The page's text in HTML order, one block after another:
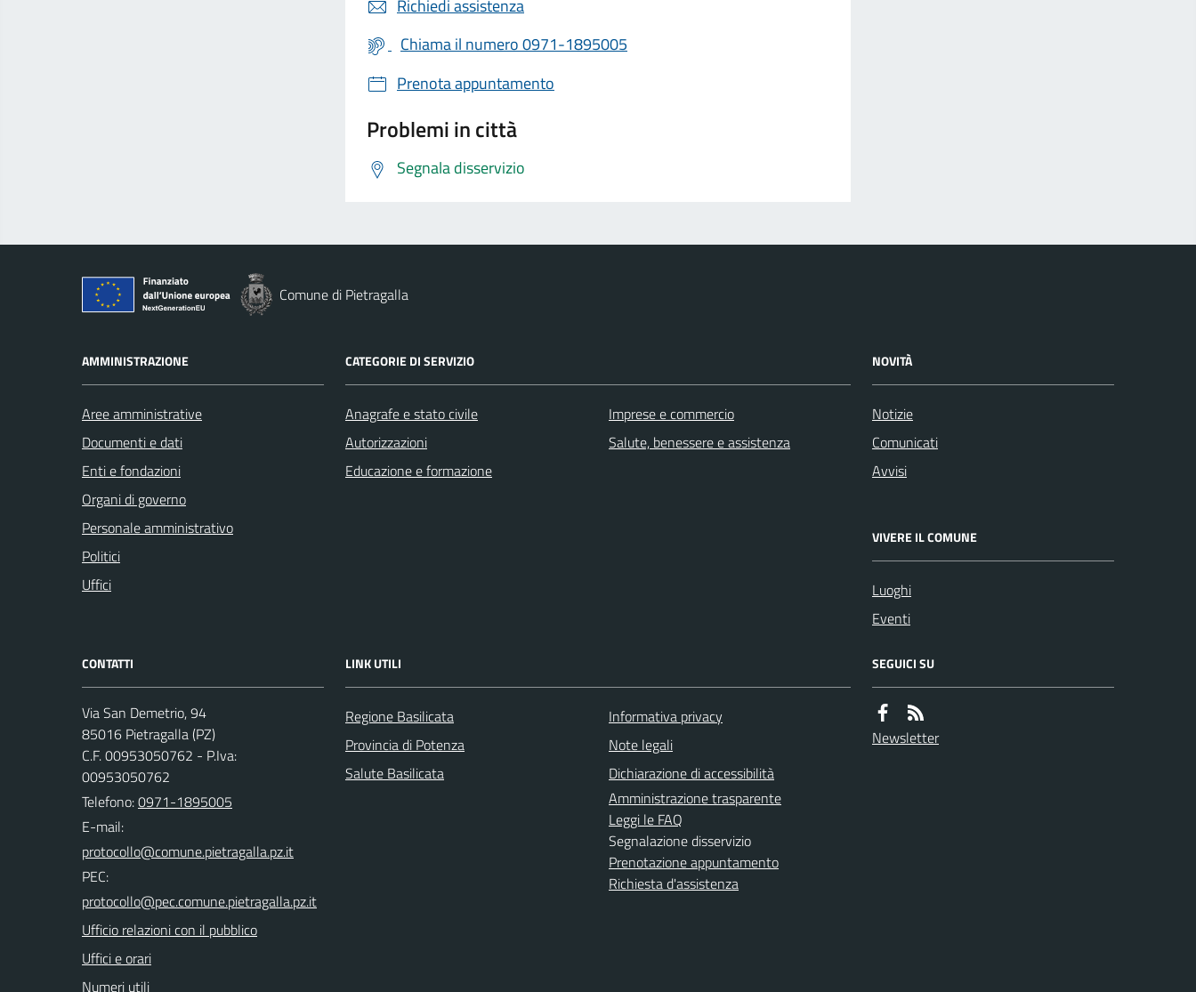
Richiedi assistenza
Chiama il numero 0971-1895005
Prenota appuntamento
Problemi in città
Segnala disservizio
Comune di Pietragalla
AMMINISTRAZIONE
Aree amministrative
Documenti e dati
Enti e fondazioni
Organi di governo
Personale amministrativo
Politici
Uffici
CATEGORIE DI SERVIZIO
Anagrafe e stato civile
Autorizzazioni
Educazione e formazione
Imprese e commercio
Salute, benessere e assistenza
NOVITÀ
Notizie
Comunicati
Avvisi
VIVERE IL COMUNE
Luoghi
Eventi
CONTATTI
Via San Demetrio, 94
85016 Pietragalla (PZ)
C.F. 00953050762 - P.Iva:
00953050762
Telefono:0971-1895005
E-mail:
PEC:
Ufficio relazioni con il pubblico
Uffici e orari
Numeri utili
LINK UTILI
Regione Basilicata
Provincia di Potenza
Salute Basilicata
Informativa privacy
Note legali
Dichiarazione di accessibilità
Amministrazione trasparente
Leggi le FAQ
Segnalazione disservizio
Prenotazione appuntamento
Richiesta d'assistenza
SEGUICI SU
Newsletter